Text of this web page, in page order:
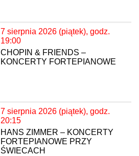
7 sierpnia 2026 (piątek), godz.
19:00
CHOPIN & FRIENDS –
KONCERTY FORTEPIANOWE
7 sierpnia 2026 (piątek), godz.
20:15
HANS ZIMMER – KONCERTY
FORTEPIANOWE PRZY
ŚWIECACH